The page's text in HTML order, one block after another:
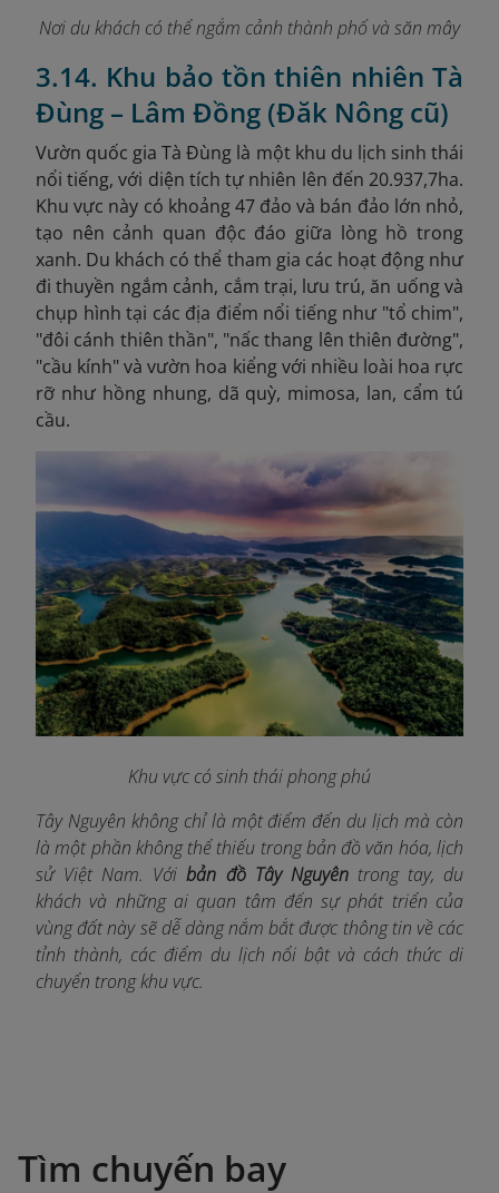
Nơi du khách có thể ngắm cảnh thành phố và săn mây
3.14. Khu bảo tồn thiên nhiên Tà
Đùng – Lâm Đồng (Đăk Nông cũ)
Vườn quốc gia Tà Đùng là một khu du lịch sinh thái
nổi tiếng, với diện tích tự nhiên lên đến 20.937,7ha.
Khu vực này có khoảng 47 đảo và bán đảo lớn nhỏ,
tạo nên cảnh quan độc đáo giữa lòng hồ trong
xanh. Du khách có thể tham gia các hoạt động như
đi thuyền ngắm cảnh, cắm trại, lưu trú, ăn uống và
chụp hình tại các địa điểm nổi tiếng như "tổ chim",
"đôi cánh thiên thần", "nấc thang lên thiên đường",
"cầu kính" và vườn hoa kiểng với nhiều loài hoa rực
rỡ như hồng nhung, dã quỳ, mimosa, lan, cẩm tú
cầu.
Khu vực có sinh thái phong phú
Tây Nguyên không chỉ là một điểm đến du lịch mà còn
là một phần không thể thiếu trong bản đồ văn hóa, lịch
sử Việt Nam. Vớibản đồ Tây Nguyêntrong tay, du
khách và những ai quan tâm đến sự phát triển của
vùng đất này sẽ dễ dàng nắm bắt được thông tin về các
tỉnh thành, các điểm du lịch nổi bật và cách thức di
chuyển trong khu vực.
Tìm chuyến bay